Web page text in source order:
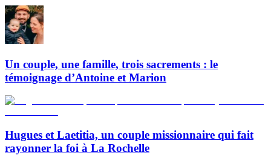
Un couple, une famille, trois sacrements : le
témoignage d’Antoine et Marion
Hugues et Laetitia, un couple missionnaire qui fait
rayonner la foi à La Rochelle